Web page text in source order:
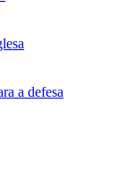
a defesa